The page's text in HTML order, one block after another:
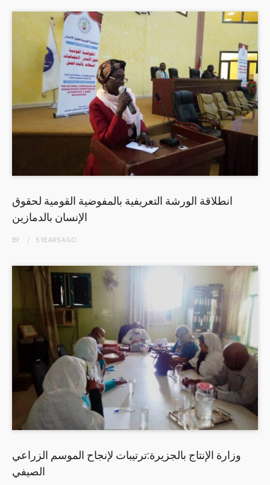
انطلاقة الورشة التعريفية بالمفوضية القومية لحقوق
الإنسان بالدمازين
BY 5 YEARSAGO
وزارة الإنتاج بالجزيرة:ترتيبات لإنجاح الموسم الزراعي
الصيفي